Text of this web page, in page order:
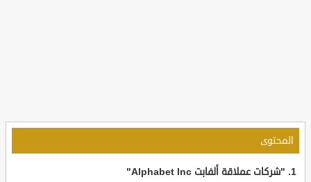
المحتوى
"شركات عملاقة ألفابت Alphabet Inc"